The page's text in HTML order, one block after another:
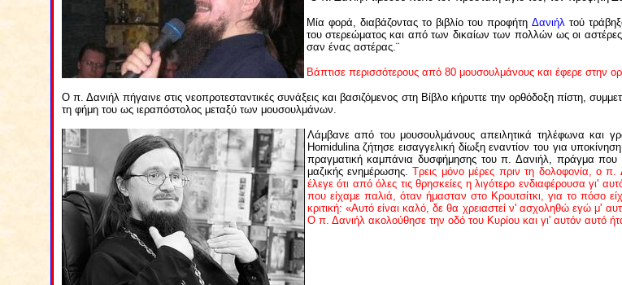
Μία φορά, διαβάζοντας το βιβλίο του προφήτη Δανιήλ τού
του στερεώματος και από των δικαίων των πολλών ως οι
σαν ένας αστέρας.¨
Βάπτισε περισσότερους από 80 μουσουλμάνους και έφερε στην
Ο π. Δανιήλ πήγαινε στις νεοπροτεσταντικές συνάξεις και βασιζόμενος στη Βίβλο κήρυττε την ορθόδοξη πίστη,
τη φήμη του ως ιεραπόστολος μεταξύ των μουσουλμάνων.
Λάμβανε από του μουσουλμάνους απειλητικά τηλέφωνα και
Homidulina ζήτησε εισαγγελική δίωξη εναντίον του για
πραγματική καμπάνια δυσφήμησης του π. Δανιήλ, πράγμα που
μαζικής ενημέρωσης.Τρεις μόνο μέρες πριν τη δολοφονία, ο
έλεγε ότι από όλες τις θρησκείες η λιγότερο ενδιαφέρουσα γι'
που είχαμε παλιά, όταν ήμασταν στο Κρουτσίτκι, για το πόσο
κριτική: «Αυτό είναι καλό, δε θα χρειαστεί ν' ασχοληθώ εγώ μ'
Ο π. Δανιήλ ακολούθησε την οδό του Κυρίου και γι' αυτόν αυτό